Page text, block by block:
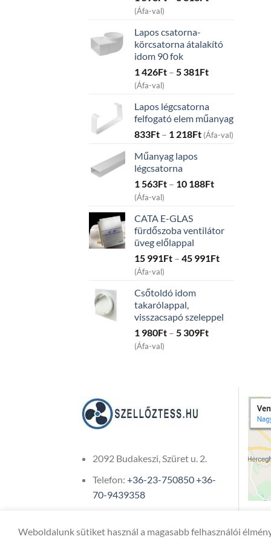
through
313Ft
(Áfa-val)
Lapos csatorna-
körcsatorna átalakító
idom 90 fok
1 426Ft – 5 381FtPrice
426Ft
through
5
(Áfa-val)
Lapos légcsatorna
felfogató elem műanyag
833Ft – 1 218FtPrice
1
(Áfa-val)
Műanyag lapos
légcsatorna
1 563Ft – 10 188FtPrice
through
188Ft
(Áfa-val)
CATA E-GLAS
fürdőszoba ventilátor
üveg előlappal
15 991Ft – 45 991FtPrice
45
(Áfa-val)
Csőtoldó idom
takarólappal,
visszacsapó szeleppel
1 980Ft – 5 309FtPrice
(Áfa-val)
2092 Budakeszi, Szüret u. 2.
Telefon: +36-23-750850+36-
70-9439358
Copyright 2026 ©ONIXCOM KFT.
Weboldalunk sütiket használ a magasabb felhasználói